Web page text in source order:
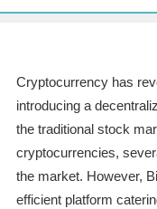
Cryptocurrency has
introducing a
the traditional stock
cryptocurrencies,
the market. However,
efficient platform